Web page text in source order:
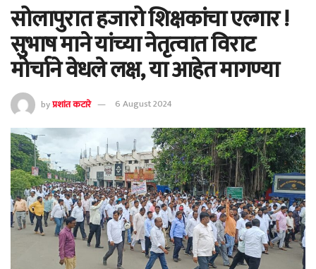
सोलापुरात हजारो शिक्षकांचा एल्गार !
सुभाष माने यांच्या नेतृत्वात विराट
मोर्चाने वेधले लक्ष, या आहेत मागण्या
byप्रशांत कटारे 6 August 2024